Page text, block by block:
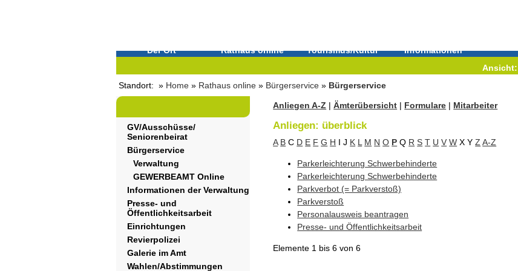
Der Ort Rathaus online Tourismus/Kultur
Informationen
Ansicht:
Standort: » Home » Rathaus online » Bürgerservice » Bürgerservice
GV/Ausschüsse/
Seniorenbeirat
Bürgerservice
Verwaltung
GEWERBEAMT Online
Informationen der Verwaltung
Presse- und
Öffentlichkeitsarbeit
Einrichtungen
Revierpolizei
Galerie im Amt
Wahlen/Abstimmungen
Anliegen A-Z |Ämterübersicht | Formulare | Mitarbeiter
Anliegen: überblick
A B C D E F G H I J K L M N O P Q R S T U V W X Y Z A-Z
Parkerleichterung Schwerbehinderte
Parkerleichterung Schwerbehinderte
Parkverbot (= Parkverstoß)
Parkverstoß
Personalausweis beantragen
Presse- und Öffentlichkeitsarbeit
Elemente 1 bis 6 von6